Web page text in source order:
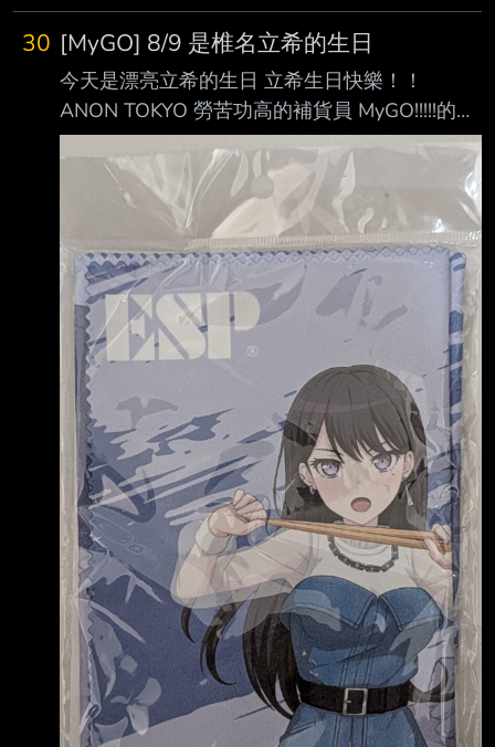
30 [MyGO] 8/9 是椎名立希的生日
今天是漂亮立希的生日 立希生日快樂！！
ANON TOKYO 勞苦功高的補貨員 MyGO!!!!!的媽
媽 辛苦了立希 再說一次生日快樂XD -- 我忘了
訂購立希跟愛音的生日套組@@ 不過9th LIVE有
買到唯一還沒賣完的立希款MM樂器擦拭布 (立
希：蛤？我是要你幫我慶生不是來黑我欸)
https://i.imgur.com/8r2Ezan.jpeg 信澤老師賀
圖：
https://x.com/i/status/2086105401200902208
Happy birthday 立希！ https://